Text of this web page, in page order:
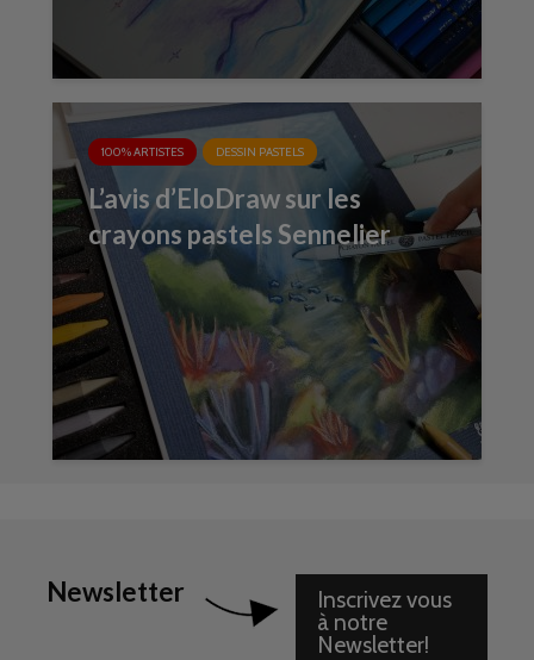
100% ARTISTES DESSIN PASTELS
L’avis d’EloDraw sur les
crayons pastels Sennelier
Newsletter
Inscrivez vous
à notre
Newsletter!